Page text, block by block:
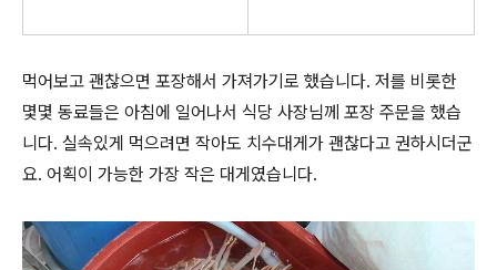
먹어보고 괜찮으면 포장해서 가져가기로 했습니다. 저를 비롯한
몇몇 동료들은 아침에 일어나서 식당 사장님께 포장 주문을 했습
니다. 실속있게 먹으려면 작아도 치수대게가 괜찮다고 권하시더군
요. 어획이 가능한 가장 작은 대게였습니다.